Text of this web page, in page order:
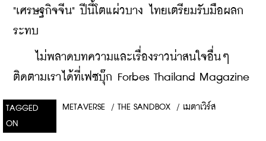
"เศรษฐกิจจีน" ปีนี้โตแผ่วบาง ไทยเตรียมรับมือผลก
ระทบ
ไม่พลาดบทความและเรื่องราวน่าสนใจอื่นๆ
ติดตามเราได้ที่เฟซบุ๊ก Forbes Thailand Magazine
TAGGED
ON
METAVERSE / THE SANDBOX / เมตาเวิร์ส